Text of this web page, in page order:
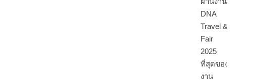
DNA
Travel &
Fair
2025
ที่สุดของ
งาน